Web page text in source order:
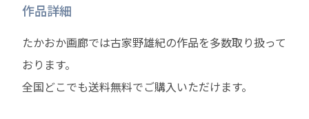
作品詳細
たかおか画廊では古家野雄紀の作品を多数取り扱って
おります。
全国どこでも送料無料でご購入いただけます。